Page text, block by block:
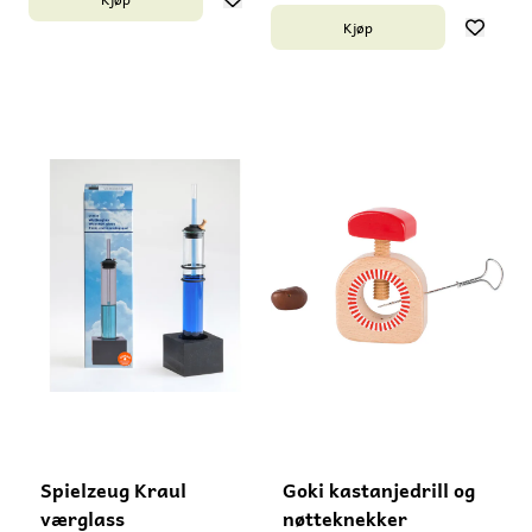
følger ikke med. Laget i
når du sveiver på
håndtaket! Passer fra 10
år. 3 små figurer følger
Kjøp
Spielzeug Kraul
værglass
Goki kastanjedrill og
nøtteknekker